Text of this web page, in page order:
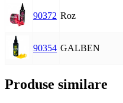
90372 Roz
90354 GALBEN
Produse similare